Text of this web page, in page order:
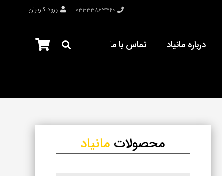
۰۳۱-۳۳۸۶۳۴۴۰ ورود کاربران
درباره مانیاد تماس با ما
محصولات مانیاد